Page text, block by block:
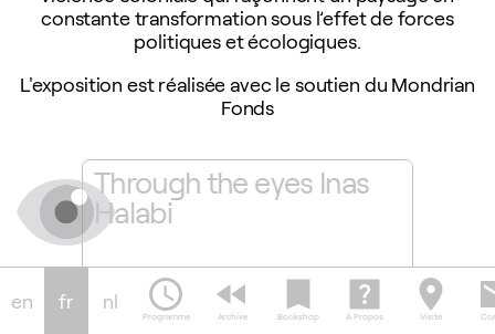
constante transformation sous l’effet de forces
politiques et écologiques.
L'exposition est réalisée avec le soutien du Mondrian
Fonds
la
Through the eyes Inas
Halabi
slideshow notifications
en fr nl schedule
Programme
fast_rewind
Archive
bookmark
Bookshop
help_center
À Propos
location_on
Visite